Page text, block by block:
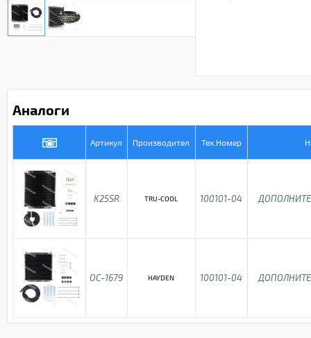
Аналоги
Артикул Производител Тех.Номер
K25SR TRU-COOL 100101-04
OC-1679 HAYDEN 100101-04